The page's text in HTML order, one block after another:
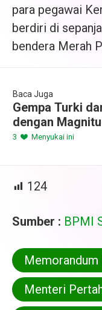
para pegawai
berdiri di
bendera Merah
Baca Juga
Gempa Turki
dengan
Tewas
3 Menyukai ini
124
Sumber : BPMI
Memorandum
Menteri